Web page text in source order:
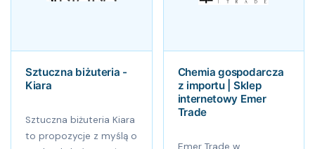
Sztuczna biżuteria -
Kiara
Sztuczna biżuteria Kiara
to propozycje z myślą o
Chemia gospodarcza
z importu | Sklep
internetowy Emer
Trade